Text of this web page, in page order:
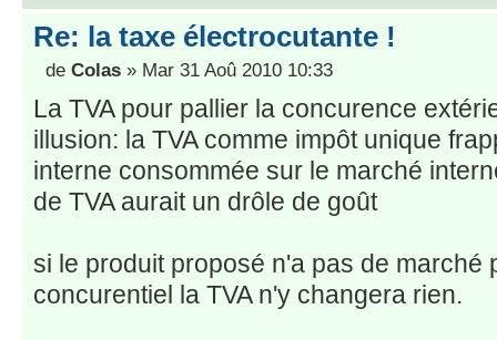
Re: la taxe électrocutante !
de Colas » Mar 31 Aoû 2010 10:33
La TVA pour pallier la concurence
illusion: la TVA comme impôt unique
interne consommée sur le marché
de TVA aurait un drôle de goût
si le produit proposé n'a pas de marché
concurentiel la TVA n'y changera rien.